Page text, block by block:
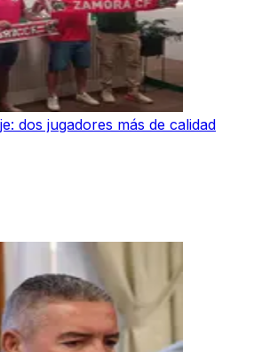
dos jugadores más de calidad